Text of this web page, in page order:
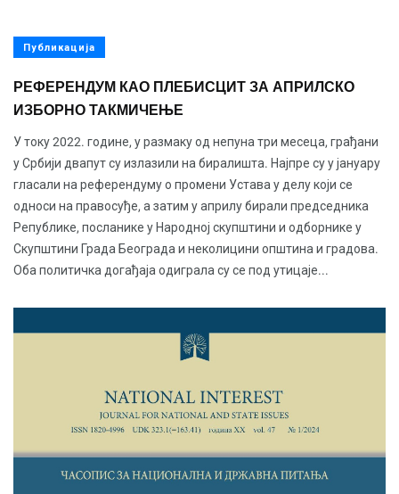
Публикација
РЕФЕРЕНДУМ КАО ПЛЕБИСЦИТ ЗА АПРИЛСКО
ИЗБОРНО ТАКМИЧЕЊЕ
У току 2022. године, у размаку од непуна три месеца, грађани
у Србији двапут су излазили на биралишта. Најпре су у јануару
гласали на референдуму о промени Устава у делу који се
односи на правосуђе, а затим у априлу бирали председника
Републике, посланике у Народној скупштини и одборнике у
Скупштини Града Београда и неколицини општина и градова.
Оба политичка догађаја одиграла су се под утицаје...